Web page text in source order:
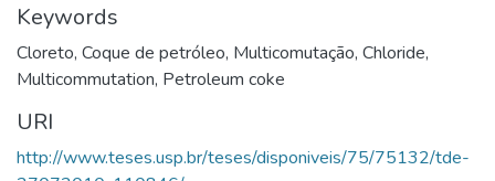
Keywords
Cloreto, Coque de petróleo, Multicomutação, Chloride,
Multicommutation, Petroleum coke
URI
http://www.teses.usp.br/teses/disponiveis/75/75132/tde-